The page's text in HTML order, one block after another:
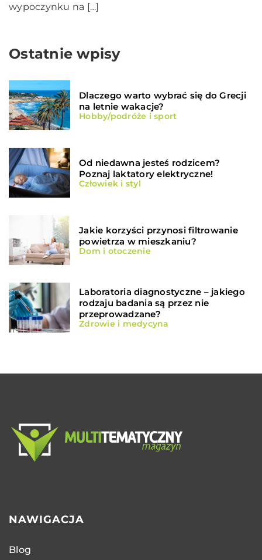
wypoczynku na […]
Ostatnie wpisy
Dlaczego warto wybrać się do Grecji
na letnie wakacje?
Hobby/podróże i sport
Od niedawna jesteś rodzicem?
Poznaj laktatory elektryczne!
Człowiek i styl
Jakie korzyści przynosi filtrowanie
powietrza w mieszkaniu?
Dom i otoczenie
Laboratoria diagnostyczne – jakiego
rodzaju badania są przez nie
przeprowadzane?
Zdrowie i medycyna
NAWIGACJA
Blog